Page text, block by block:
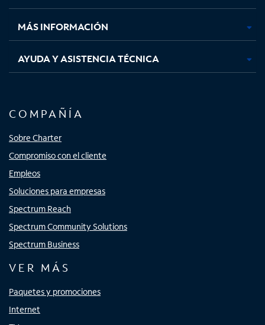
nuevanuevanuevanueva
MÁS INFORMACIÓN
AYUDA Y ASISTENCIA TÉCNICA
COMPAÑÍA
Sobre Charter
Compromiso con el cliente
Empleos
Soluciones para empresas
Spectrum Reach
Spectrum Community Solutions
Spectrum Business
VER MÁS
Paquetes y promociones
Internet